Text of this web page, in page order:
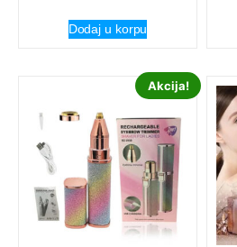
Dodaj u korpu
Akcija!